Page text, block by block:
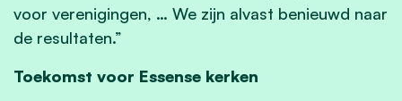
voor verenigingen, … We zijn alvast benieuwd naar
de resultaten.”
Toekomst voor Essense kerken